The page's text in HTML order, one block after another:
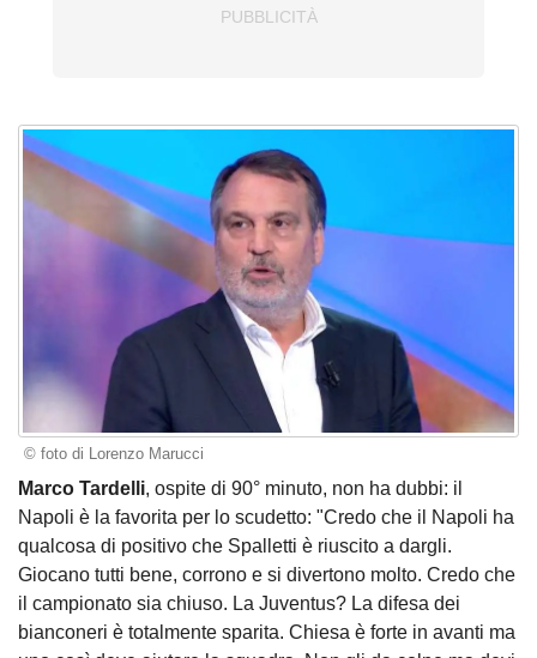
© foto di Lorenzo Marucci
Marco Tardelli, ospite di 90° minuto, non ha dubbi: il
Napoli è la favorita per lo scudetto: "Credo che il Napoli ha
qualcosa di positivo che Spalletti è riuscito a dargli.
Giocano tutti bene, corrono e si divertono molto. Credo che
il campionato sia chiuso. La Juventus? La difesa dei
bianconeri è totalmente sparita. Chiesa è forte in avanti ma